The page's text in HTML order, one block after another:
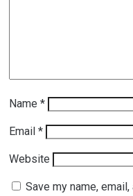
Name *
Email *
Website
Save my name,